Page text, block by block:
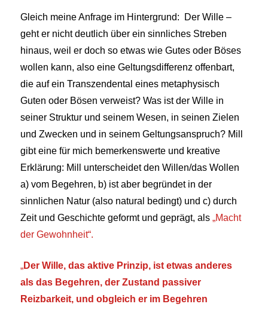
Gleich meine Anfrage im Hintergrund: Der Wille –
geht er nicht deutlich über ein sinnliches Streben
hinaus, weil er doch so etwas wie Gutes oder Böses
wollen kann, also eine Geltungsdifferenz offenbart,
die auf ein Transzendental eines metaphysisch
Guten oder Bösen verweist? Was ist der Wille in
seiner Struktur und seinem Wesen, in seinen Zielen
und Zwecken und in seinem Geltungsanspruch? Mill
gibt eine für mich bemerkenswerte und kreative
Erklärung: Mill unterscheidet den Willen/das Wollen
a) vom Begehren, b) ist aber begründet in der
sinnlichen Natur (also natural bedingt) und c) durch
Zeit und Geschichte geformt und geprägt, als„Macht
der Gewohnheit“.
„Der Wille, das aktive Prinzip, ist etwas anderes
als das Begehren, der Zustand passiver
Reizbarkeit, und obgleich er im Begehren